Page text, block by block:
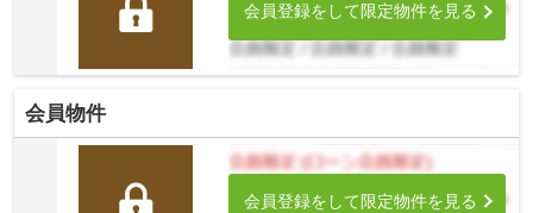
会員登録をして限定物件を見る
会員物件
会員登録をして限定物件を見る